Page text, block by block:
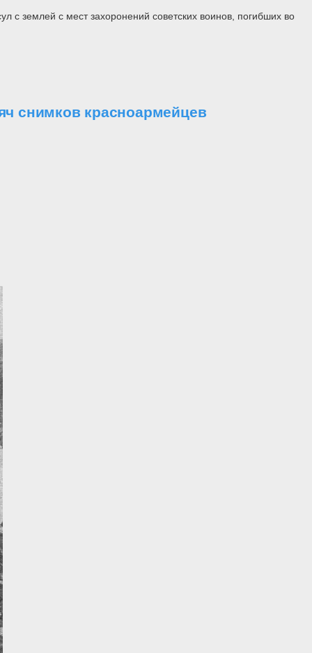
землей с мест захоронений советских воинов, погибших во
снимков красноармейцев